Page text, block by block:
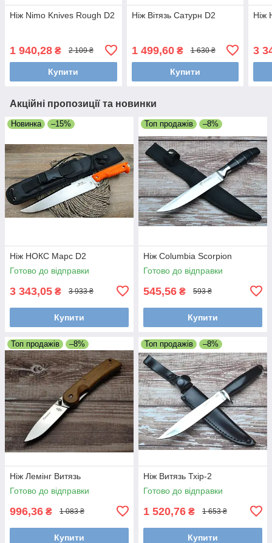
Ніж Nimo Knives Rough D2
1 940,28 ₴ 2 109 ₴
Купити
Ніж Вітязь Сатурн D2
1 499,60₴ 1 630 ₴
Купити
Ніж
3
Акційні пропозиції та новинки
Новинка –15%
Ніж НОКС Марс D2
Готово до відправки
3 343,05 ₴ 3 933 ₴
Купити
Топ продажів –8%
Ніж Columbia Scorpion
Готово до відправки
545,56 ₴ 593 ₴
Купити
Топ продажів –8%
Ніж Лемінг Витязь
Готово до відправки
996,36 ₴ 1 083 ₴
Купити
Топ продажів –8%
Ніж Витязь Тхір-2
Готово до відправки
1 520,76 ₴ 1 653 ₴
Купити